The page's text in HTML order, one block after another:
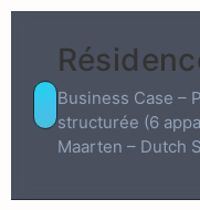
Business Case –
structurée (6
Maarten – Dutch